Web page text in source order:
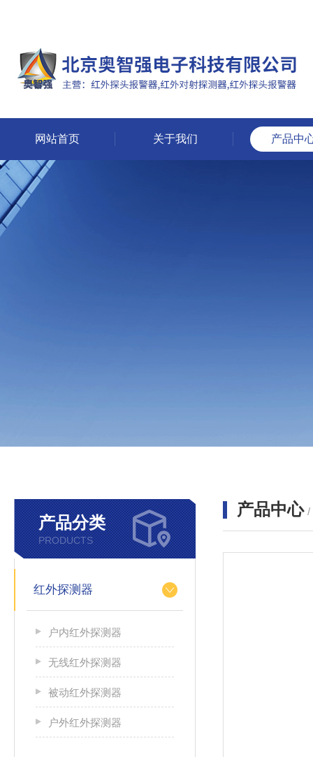
网站首页 关于我们 产品中
产品分类
PRODUCTS
红外探测器
户内红外探测器
无线红外探测器
被动红外探测器
户外红外探测器
产品中心 /